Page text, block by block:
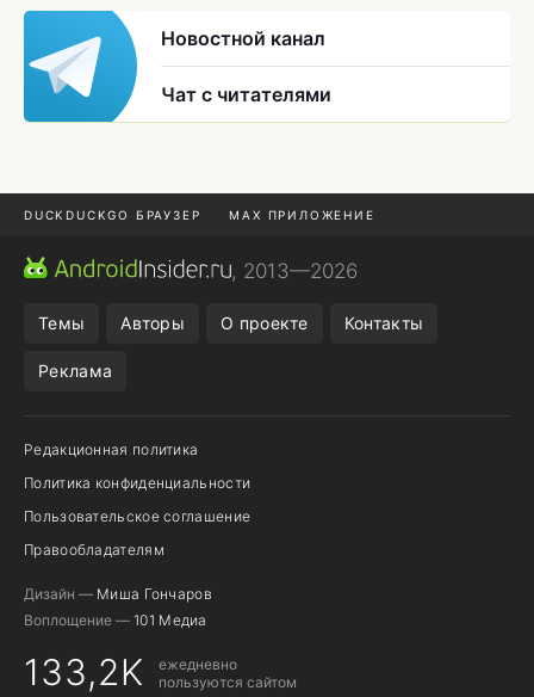
Новостной канал
Чат с читателями
DUCKDUCKGO БРАУЗЕР MAX ПРИЛОЖЕНИЕ
ПРИЛОЖЕНИЯ ANDROID
, 2013—2026
Темы Авторы О проекте Контакты
Реклама
Редакционная политика
Политика конфиденциальности
Пользовательское соглашение
Правообладателям
Дизайн — Миша Гончаров
Воплощение — 101 Медиа
133,2K
ежедневно
пользуются сайтом